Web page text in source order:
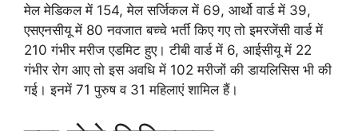
मेल मेडिकल में 154, मेल सर्जिकल में 69, आर्थो वार्ड में 39,
एसएनसीयू में 80 नवजात बच्चे भर्ती किए गए तो इमरजेंसी वार्ड में
210 गंभीर मरीज एडमिट हुए। टीबी वार्ड में 6, आईसीयू में 22
गंभीर रोग आए तो इस अवधि में 102 मरीजों की डायलिसिस भी की
गई। इनमें 71 पुरुष व 31 महिलाएं शामिल हैं।